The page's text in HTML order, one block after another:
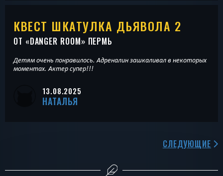
КВЕСТ ШКАТУЛКА ДЬЯВОЛА 2
ОТ «DANGER ROOM» ПЕРМЬ
Детям очень понравилось. Адреналин зашкаливал в некоторых
моментах. Актер супер!!!
13.08.2025
НАТАЛЬЯ
СЛЕДУЮЩИЕ